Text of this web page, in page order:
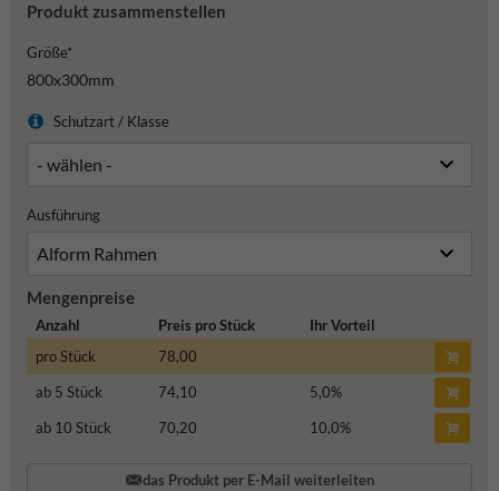
Produkt zusammenstellen
Größe*
800x300mm
Schutzart / Klasse
Ausführung
Mengenpreise
Anzahl Preis pro Stück
Ihr Vorteil
pro Stück
78,00
ab 5 Stück
74,10 5,0%
ab 10 Stück
70,20 10,0%
das Produkt per E-Mail weiterleiten